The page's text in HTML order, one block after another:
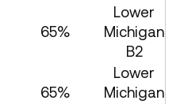
65%
Lower
Michigan
B2
65%
Lower
Michigan